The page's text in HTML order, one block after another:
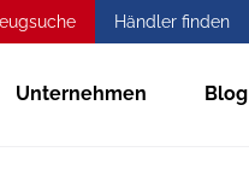
Händler finden
Unternehmen Blog